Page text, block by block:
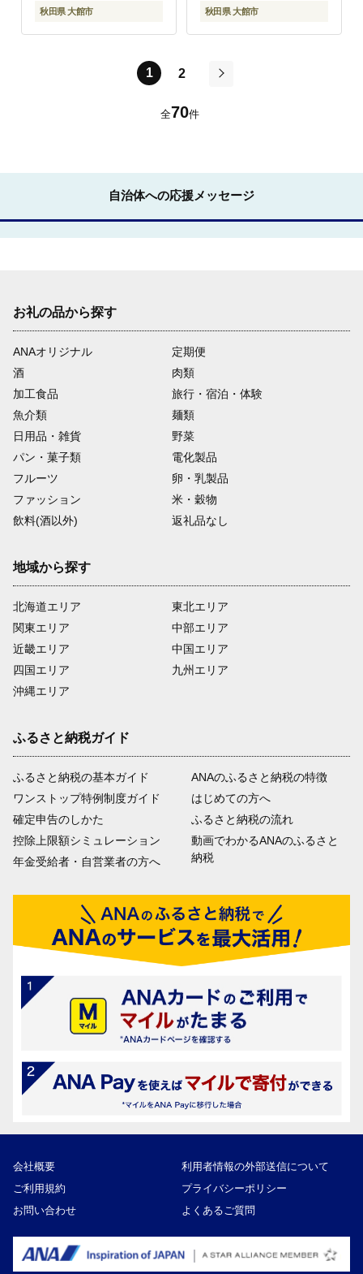
秋田県 大館市 秋田県 大館市
1
2
全70件
自治体への応援メッセージ
お礼の品から探す
ANAオリジナル
定期便
酒
肉類
加工食品
旅行・宿泊・体験
魚介類
麺類
日用品・雑貨
野菜
パン・菓子類
電化製品
フルーツ
卵・乳製品
ファッション
米・穀物
飲料(酒以外)
返礼品なし
地域から探す
北海道エリア
関東エリア
近畿エリア
四国エリア
沖縄エリア
東北エリア
中部エリア
中国エリア
九州エリア
ふるさと納税ガイド
ふるさと納税の基本ガイド
ワンストップ特例制度ガイド
確定申告のしかた
控除上限額シミュレーション
年金受給者・自営業者の方へ
ANAのふるさと納税の特徴
はじめての方へ
ふるさと納税の流れ
動画でわかるANAのふるさと
納税
会社概要
利用者情報の外部送信について
ご利用規約
プライバシーポリシー
お問い合わせ
よくあるご質問